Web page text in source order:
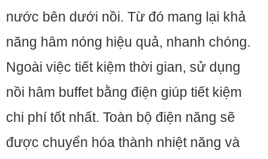
nước bên dưới nồi. Từ đó mang lại khả
năng hâm nóng hiệu quả, nhanh chóng.
Ngoài việc tiết kiệm thời gian, sử dụng
nồi hâm buffet bằng điện giúp tiết kiệm
chi phí tốt nhất. Toàn bộ điện năng sẽ
được chuyển hóa thành nhiệt năng và